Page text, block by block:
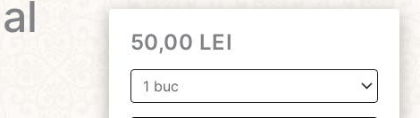
50,00 LEI